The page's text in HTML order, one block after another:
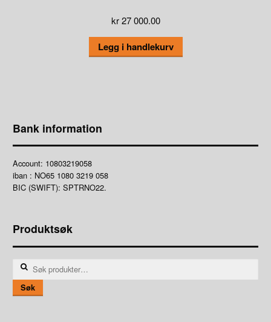
kr27 000.00
Legg i handlekurv
Bank information
Account: 10803219058
iban : NO65 1080 3219 058
BIC (SWIFT): SPTRNO22.
Produktsøk
Søk
Søk